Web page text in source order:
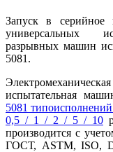
Запуск в серийное
универсальных
разрывных машин
5081.
испытательная
5081
0,5 / 1 / 2 / 5 / 10
производится с
ГОСТ, ASTM, ISO,